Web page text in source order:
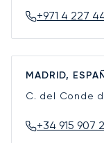
+971 4 227
MADRID,
C. del Conde
+34 915 907